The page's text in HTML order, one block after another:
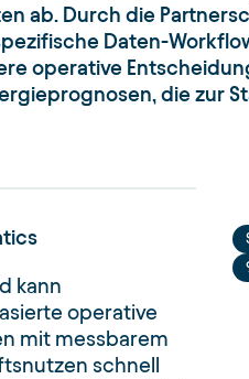
ab. Durch die
Daten-
operative
die zur
kann
operative
mit messbarem
schnell